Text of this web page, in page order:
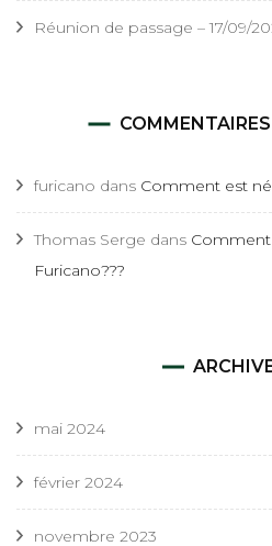
Réunion de passage – 17/09/
furicano dans Comment est
Thomas Serge dans
Furicano???
mai 2024
février 2024
novembre 2023